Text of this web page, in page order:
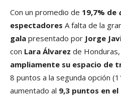
Con un promedio de 19,7% de
espectadores A falta de la
gala presentado por Jorge
con Lara Álvarez de Honduras,
ampliamente su espacio de
8 puntos a la segunda opción
aumentado al 9,3 puntos en el